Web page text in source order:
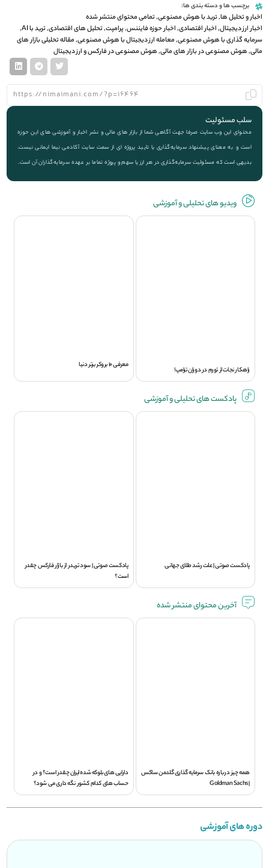
برچسب ها و دسته بندی ها:
اخبار و تحلیل ها,ترید با هوش مصنوعی,تمامی محتوای منتشر شده
اخبار ارز دیجیتال,اخبار اقتصادی,اخبار حوزه فایننس,پرامپت,تحلیل های اقتصادی,ترید با AI
,
سرمایه گذاری با هوش مصنوعی,معامله ارز دیجیتال با هوش مصنوعی,مقاله تحلیلی بازار های
مالی,هوش مصنوعی در بازار های مالی,هوش مصنوعی در فارکس و ارز دیجیتال
سلب مسئولیت
محتوای این وب سایت صرفا جهت آگاهی شما از بازار های مالی و نشر اخبار و آموزشی های این حوزه
است و به معنای پیشنهاد سرمایه‌گذاری یا تایید پروژه ای از سمت سایت آکادمی نیما ایمانی نیست.
بدیهی است که مسئولیت سرمایه‌گذاری در هر ارز یا سهم و پروژه تماما بر عهده سرمایه‌گذاران آن است.
ویديو های تحلیلی و آموزشی
راهکار نجات از تورم در دوران ترامپ!
معرفی 10 بروکر برتر دنیا
پادکست های تحلیلی و آموزشی
پادکست صوتی | علت رشد طلای جهانی
پادکست صوتی | سود تريدر از بازار فارکس چقدر
است؟
آخرین محتوای منتشر شده
همه چیز درباره بانک سرمایه گذاری گلدمن ساکس
| Goldman Sachs
دارایی های بلوکه شده ایران چقدر است؟ و در
حساب های کدام کشور نگه داری می شود؟
دوره های آموزشی